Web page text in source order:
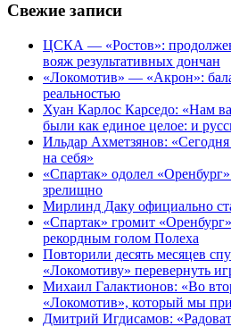
Свежие записи
ЦСКА — «Ростов»:
вояж результативных дончан
«Локомотив» — «Акрон»:
реальностью
Хуан Карлос Карседо: «Нам
были как единое целое: и
Ильдар Ахметзянов:
на себя»
«Спартак» одолел
зрелищно
Мирлинд Даку официально
«Спартак» громит
рекордным голом Полеха
Повторили десять месяцев
«Локомотиву» перевернуть
Михаил Галактионов: «Во
«Локомотив», который мы
Дмитрий Игдисамов: